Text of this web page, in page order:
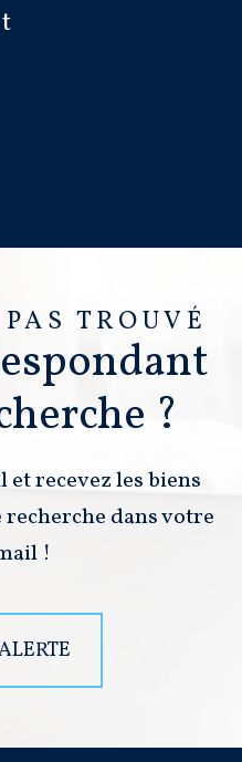
TROUVÉ
?
recevez les biens
dans votre
!